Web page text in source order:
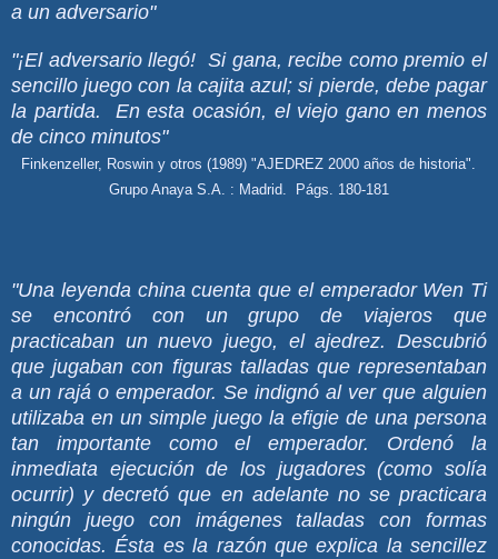
a un adversario"
"¡El adversario llegó! Si gana, recibe como premio el
sencillo juego con la cajita azul; si pierde, debe pagar
la partida. En esta ocasión, el viejo gano en menos
de cinco minutos"
Finkenzeller, Roswin y otros (1989) "AJEDREZ 2000 años de historia".
Grupo Anaya S.A. : Madrid. Págs. 180-181
"Una leyenda china cuenta que el emperador Wen Ti
se encontró con un grupo de viajeros que
practicaban un nuevo juego, el ajedrez. Descubrió
que jugaban con figuras talladas que representaban
a un rajá o emperador. Se indignó al ver que alguien
utilizaba en un simple juego la efigie de una persona
tan importante como el emperador. Ordenó la
inmediata ejecución de los jugadores (como solía
ocurrir) y decretó que en adelante no se practicara
ningún juego con imágenes talladas con formas
conocidas. Ésta es la razón que explica la sencillez